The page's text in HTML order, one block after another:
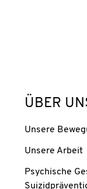
ÜBER
Unsere
Unsere Arbeit
Psychische